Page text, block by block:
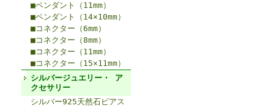
■ペンダント（11mm）
■ペンダント（14×10mm）
■コネクター（6mm）
■コネクター（8mm）
■コネクター（11mm）
■コネクター（15×11mm）
シルバージュエリー・ ア
クセサリー
シルバー925天然石ピアス